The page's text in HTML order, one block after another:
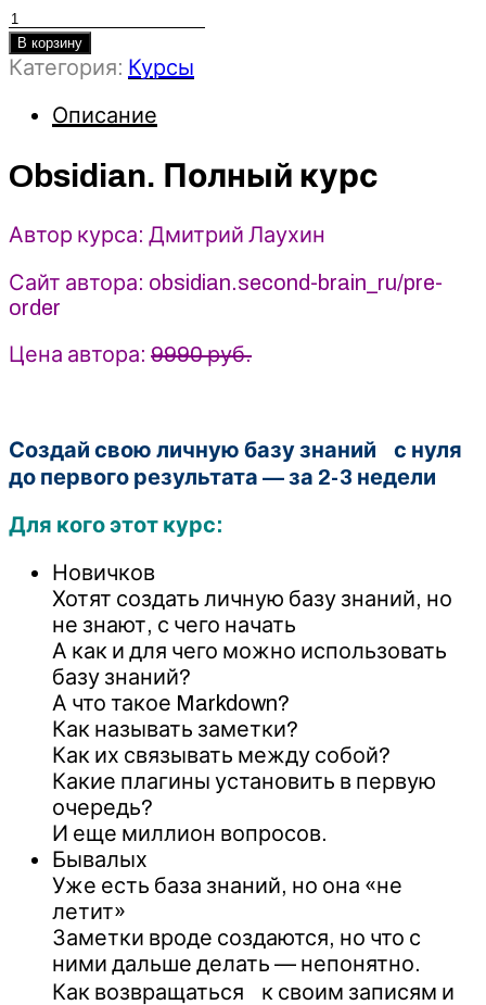
Количество
товара
Obsidian.
курс
Дмитрий
Лаухин
В корзину
Категория: Курсы
Описание
Obsidian. Полный курс
Автор курса: Дмитрий Лаухин
Сайт автора: obsidian.second-brain_ru/pre-
order
Цена автора: 9990 руб.
Создай свою личную базу знаний с нуля
до первого результата — за 2-3 недели
Для кого этот курс:
Новичков
Хотят создать личную базу знаний, но
не знают, с чего начать
А как и для чего можно использовать
базу знаний?
А что такое Markdown?
Как называть заметки?
Как их связывать между собой?
Какие плагины установить в первую
очередь?
И еще миллион вопросов.
Бывалых
Уже есть база знаний, но она «не
летит»
Заметки вроде создаются, но что с
ними дальше делать — непонятно.
Как возвращаться к своим записям и